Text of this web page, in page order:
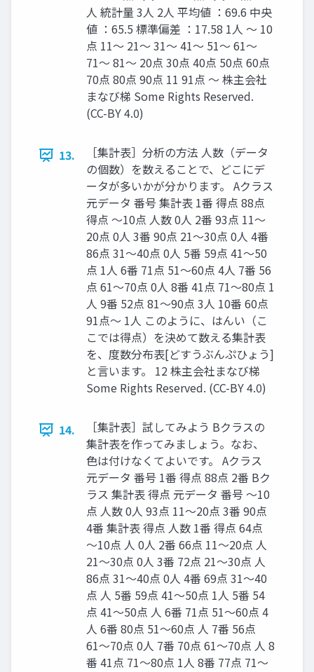
人 統計量 3人 2人 平均値 ：69.6 中央
値 ：65.5 標準偏差 ：17.58 1人 〜 10
点 11〜 21〜 31〜 41〜 51〜 61〜
71〜 81〜 20点 30点 40点 50点 60点
70点 80点 90点 11 91点 〜 株主会社
まなび梯 Some Rights Reserved.
(CC-BY 4.0)
13.
［集計表］分析の方法 人数（データ
の個数）を数えることで、どこにデ
ータが多いかが分かります。 Aクラス
元データ 番号 集計表 1番 得点 88点
得点 〜10点 人数 0人 2番 93点 11〜
20点 0人 3番 90点 21〜30点 0人 4番
86点 31〜40点 0人 5番 59点 41〜50
点 1人 6番 71点 51〜60点 4人 7番 56
点 61〜70点 0人 8番 41点 71〜80点 1
人 9番 52点 81〜90点 3人 10番 60点
91点〜 1人 このように、はんい（こ
こでは得点）を決めて数える集計表
を、度数分布表[どすうぶんぷひょう]
と言います。 12 株主会社まなび梯
Some Rights Reserved. (CC-BY 4.0)
14.
［集計表］試してみよう Bクラスの
集計表を作ってみましょう。なお、
色は付けなくてよいです。 Aクラス
元データ 番号 1番 得点 88点 2番 Bク
ラス 集計表 得点 元データ 番号 〜10
点 人数 0人 93点 11〜20点 3番 90点
4番 集計表 得点 人数 1番 得点 64点
〜10点 人 0人 2番 66点 11〜20点 人
21〜30点 0人 3番 72点 21〜30点 人
86点 31〜40点 0人 4番 69点 31〜40
点 人 5番 59点 41〜50点 1人 5番 54
点 41〜50点 人 6番 71点 51〜60点 4
人 6番 80点 51〜60点 人 7番 56点
61〜70点 0人 7番 70点 61〜70点 人 8
番 41点 71〜80点 1人 8番 77点 71〜